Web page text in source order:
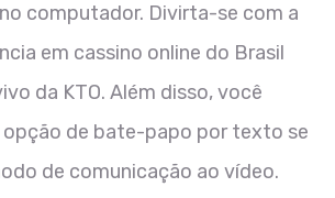
computador. Divirta-se com a
em cassino online do Brasil
da KTO. Além disso, você
opção de bate-papo por texto se
de comunicação ao vídeo.